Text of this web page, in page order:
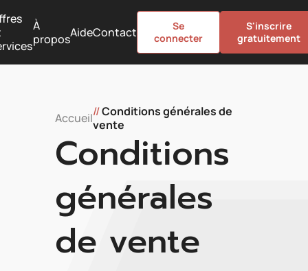
À
proposAideContact
Se
connecter
S'inscrire
gratuitement
Accueil//Conditions générales de
vente
Conditions
générales
de vente